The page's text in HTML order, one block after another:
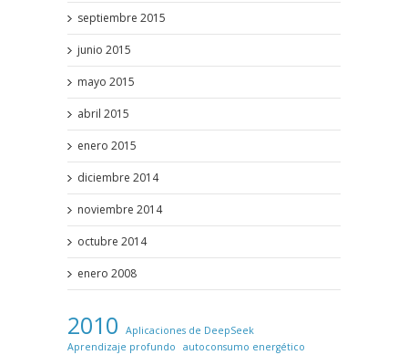
septiembre 2015
junio 2015
mayo 2015
abril 2015
enero 2015
diciembre 2014
noviembre 2014
octubre 2014
enero 2008
2010
Aplicaciones de DeepSeek
Aprendizaje profundo
autoconsumo energético